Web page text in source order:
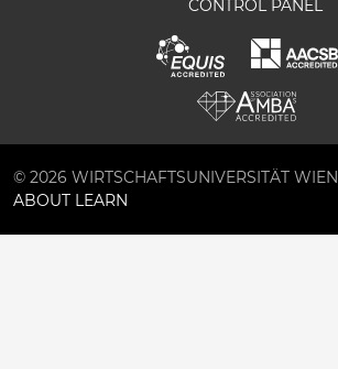
CONTROL PANEL
© 2026 WIRTSCHAFTSUNIVERSITÄT WIEN
ABOUT LEARN